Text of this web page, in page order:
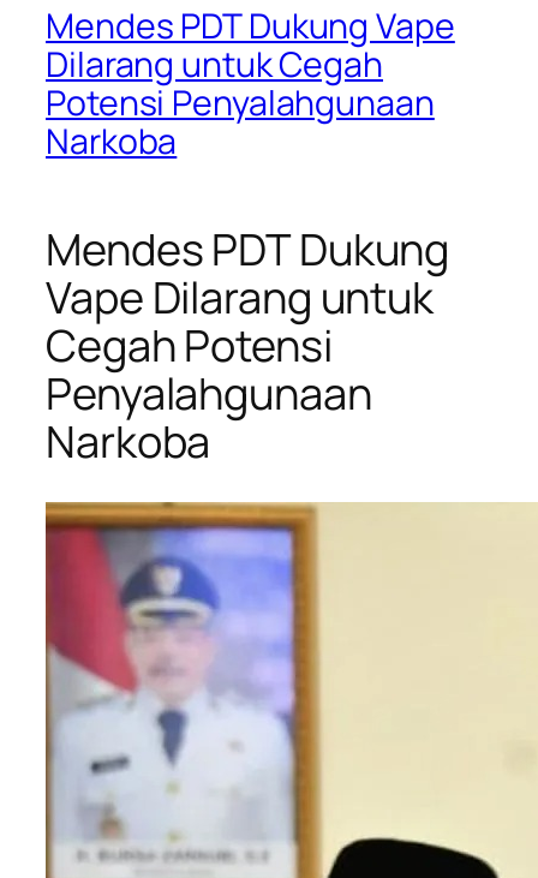
Mendes PDT Dukung Vape
Dilarang untuk Cegah
Potensi Penyalahgunaan
Narkoba
Mendes PDT Dukung
Vape Dilarang untuk
Cegah Potensi
Penyalahgunaan
Narkoba